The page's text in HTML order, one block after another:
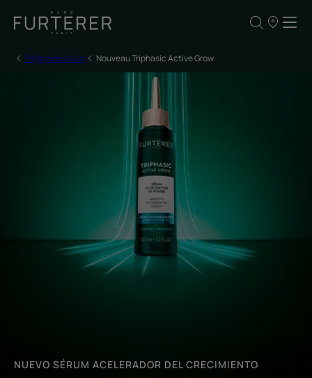
NUESTROS
Página de inicio Nouveau Triphasic Active Grow
NUEVO SÉRUM ACELERADOR DEL CRECIMIENTO